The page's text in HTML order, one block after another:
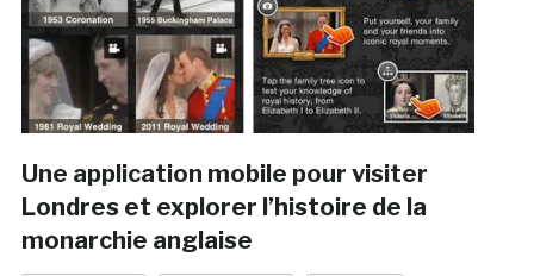
Une application mobile pour visiter
Londres et explorer l’histoire de la
monarchie anglaise